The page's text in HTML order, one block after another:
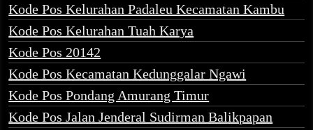
Kode Pos Kelurahan Padaleu Kecamatan Kambu
Kode Pos Kelurahan Tuah Karya
Kode Pos 20142
Kode Pos Kecamatan Kedunggalar Ngawi
Kode Pos Pondang Amurang Timur
Kode Pos Jalan Jenderal Sudirman Balikpapan